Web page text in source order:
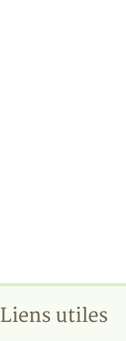
Liens utiles